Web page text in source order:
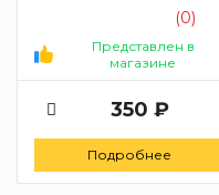
(0)
Представлен в
магазине
350 ₽
Подробнее